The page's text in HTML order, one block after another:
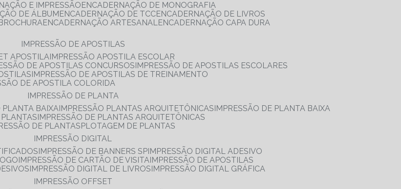
E IMPRESSÃO
ENCADERNAÇÃO DE MONOGRAFIA
DE ÁLBUM ENCADERNAÇÃO DE TCC
ENCADERNAÇÃO DE LIVROS
ENCADERNAÇÃO ARTESANAL
ENCADERNAÇÃO CAPA DURA
IMPRESSÃO DE APOSTILAS
APOSTILA IMPRESSÃO APOSTILA ESCOLAR
DE APOSTILAS CONCURSOS IMPRESSÃO DE APOSTILAS ESCOLARES
IMPRESSÃO DE APOSTILAS DE TREINAMENTO
DE APOSTILA COLORIDA
IMPRESSÃO DE PLANTA
PLANTA BAIXA IMPRESSÃO PLANTAS ARQUITETÔNICAS IMPRESSÃO DE PLANTA BAIXA
PLANTAS IMPRESSÃO DE PLANTAS ARQUITETÔNICAS
DE PLANTAS
PLOTAGEM DE PLANTAS
IMPRESSÃO DIGITAL
IMPRESSÃO DE BANNERS SP IMPRESSÃO DIGITAL ADESIVO
IMPRESSÃO DE CARTÃO DE VISITA IMPRESSÃO DE APOSTILAS
IMPRESSÃO DIGITAL DE LIVROS IMPRESSÃO DIGITAL GRÁFICA
IMPRESSÃO OFFSET